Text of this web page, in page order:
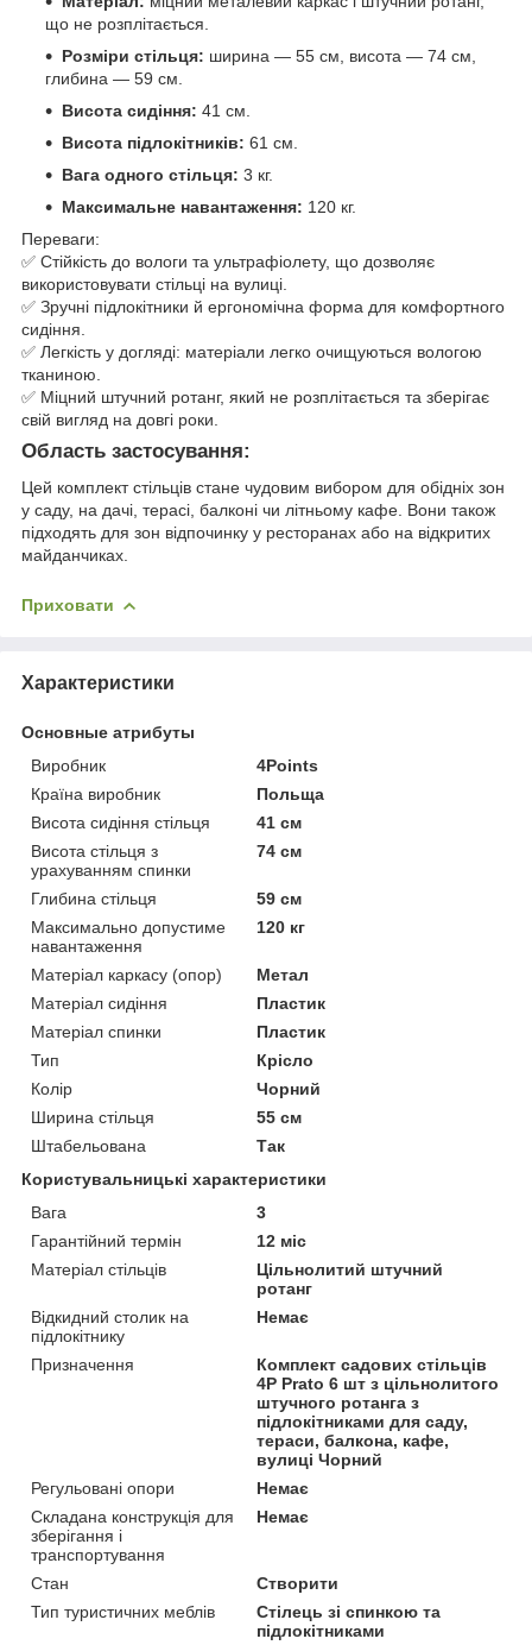
що не розплітається.
Розміри стільця: ширина — 55 см, висота — 74 см,
глибина — 59 см.
Висота сидіння: 41 см.
Висота підлокітників: 61 см.
Вага одного стільця: 3 кг.
Максимальне навантаження: 120 кг.
Переваги:
✅ Стійкість до вологи та ультрафіолету, що дозволяє
використовувати стільці на вулиці.
✅ Зручні підлокітники й ергономічна форма для комфортного
сидіння.
✅ Легкість у догляді: матеріали легко очищуються вологою
тканиною.
✅ Міцний штучний ротанг, який не розплітається та зберігає
свій вигляд на довгі роки.
Область застосування:
Цей комплект стільців стане чудовим вибором для обідніх зон
у саду, на дачі, терасі, балконі чи літньому кафе. Вони також
підходять для зон відпочинку у ресторанах або на відкритих
майданчиках.
Приховати
Характеристики
Основные атрибуты
Виробник
4Points
Країна виробник
Польща
Висота сидіння стільця
41 см
Висота стільця з
урахуванням спинки
74 см
Глибина стільця
59 см
Максимально допустиме
навантаження
120 кг
Матеріал каркасу (опор)
Метал
Матеріал сидіння
Пластик
Матеріал спинки
Пластик
Тип
Крісло
Колір
Чорний
Ширина стільця
55 см
Штабельована
Так
Користувальницькі характеристики
Вага
3
Гарантійний термін
12 міс
Матеріал стільців
Цільнолитий штучний
ротанг
Відкидний столик на
підлокітнику
Немає
Призначення
Комплект садових стільців
4P Prato 6 шт з цільнолитого
штучного ротанга з
підлокітниками для саду,
тераси, балкона, кафе,
вулиці Чорний
Регульовані опори
Немає
Складана конструкція для
зберігання і
транспортування
Немає
Стан
Створити
Тип туристичних меблів
Стілець зі спинкою та
підлокітниками